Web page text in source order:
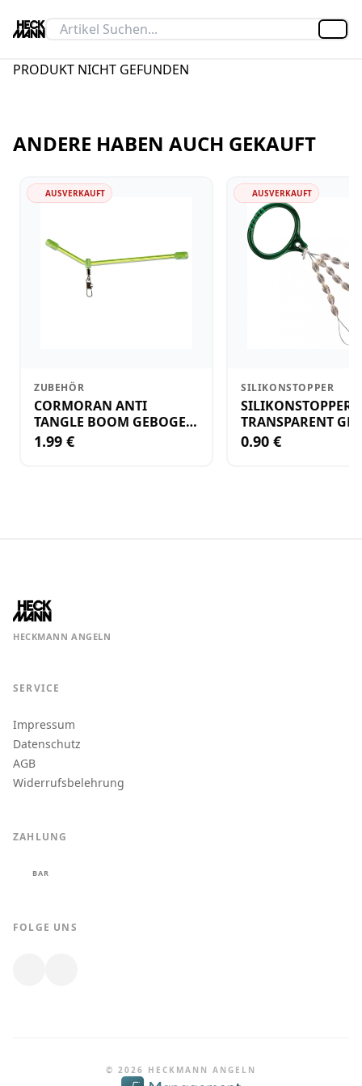
PRODUKT NICHT GEFUNDEN
ANDERE HABEN AUCH GEKAUFT
AUSVERKAUFT
ZUBEHÖR
CORMORAN ANTI
TANGLE BOOM GEBOGEN
12CM M.WIRBEL(PLASTIK)
1.99 €
AUSVERKAUFT
SILIKONSTOPPER
SILIKONSTOPPER
TRANSPARENT
KLEIN
0.90 €
HECKMANN ANGELN
SERVICE
Impressum
Datenschutz
AGB
Widerrufsbelehrung
ZAHLUNG
BAR
FOLGE UNS
© 2026 HECKMANN ANGELN